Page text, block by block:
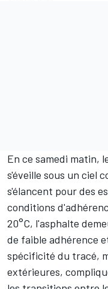
En ce samedi matin,
s'éveille sous un ciel
s'élancent pour des
conditions
20°C, l'asphalte
de faible adhérence
spécificité du tracé,
extérieures,